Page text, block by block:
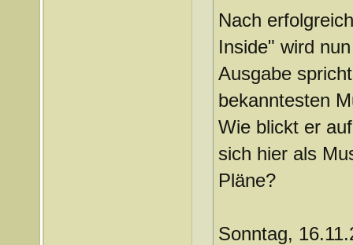
Nach
Inside" wird
Ausgabe
bekanntesten
Wie blickt er
sich hier als
Pläne?
Sonntag,